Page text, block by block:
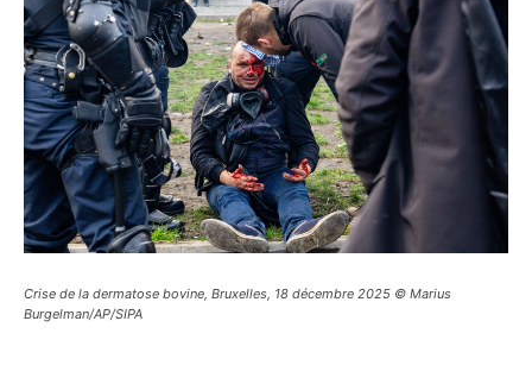
Crise de la dermatose bovine, Bruxelles, 18 décembre 2025 © Marius
Burgelman/AP/SIPA